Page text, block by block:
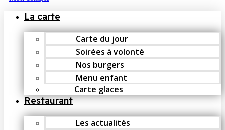
La carte
Carte du jour
Soirées à volonté
Nos burgers
Menu enfant
Carte glaces
Restaurant
Les actualités